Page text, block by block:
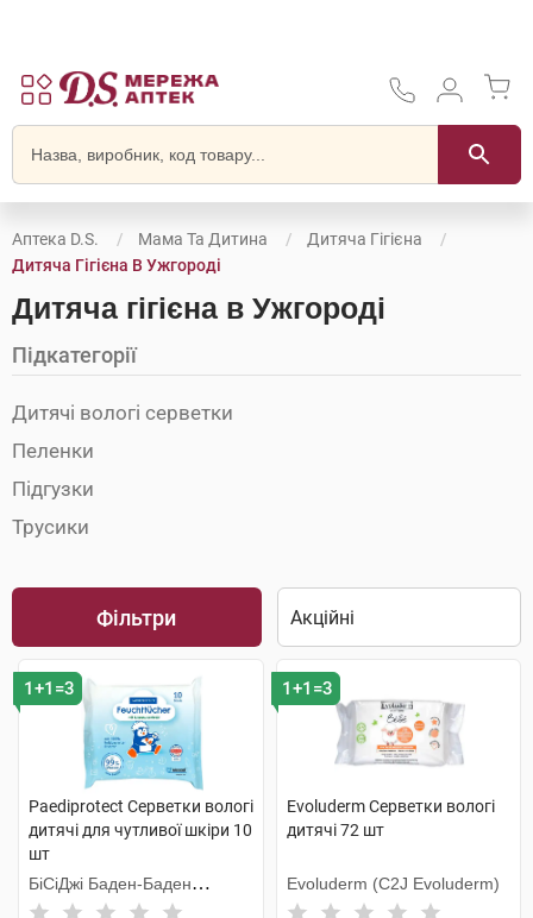
Аптека D.S. Мама Та Дитина
Дитяча Гігієна
Дитяча Гігієна В Ужгороді
Дитяча гігієна в Ужгороді
Підкатегорії
Дитячі вологі серветки
Пеленки
Підгузки
Трусики
Фільтри
1+1=3
Paediprotect Серветки вологі
дитячі для чутливої шкіри 10
шт
БіСіДжі Баден-Баден
Косметікс Груп Гмбх
1+1=3
Evoluderm Серветки вологі
дитячі 72 шт
Evoluderm (C2J Evoluderm)